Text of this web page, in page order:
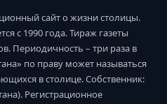
сайт о жизни столицы.
с 1990 года. Тираж газеты
Периодичность – три раза в
по праву может называться
в столице. Собственник:
Регистрационное